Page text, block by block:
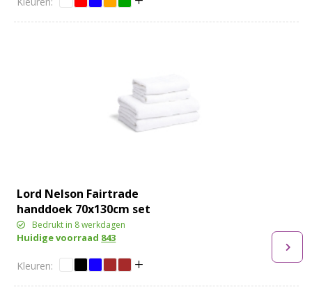
Lord Nelson Fairtrade
handdoek 70x130cm set
van 3Bedrukt in 8 werkdagen
Huidige voorraad 843